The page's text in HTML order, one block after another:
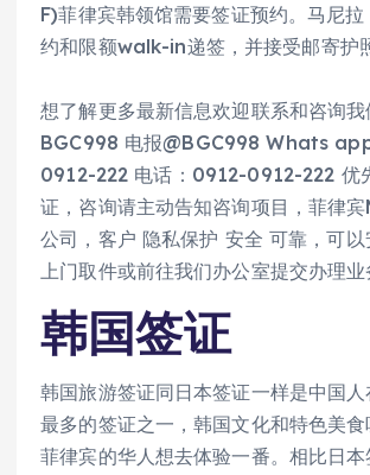
F)菲律宾韩领馆需要签证预约。马尼
约和限额walk-in递签，并接受邮寄护
想了解更多最新信息欢迎联系和咨询我
BGC998 电报@BGC998 Whats
0912-222 电话：0912-0912-222 优
证，咨询请主动告知咨询项目，菲律
公司，客户 隐私保护 安全 可靠，可以
上门取件或前往我们办公室提交办理业
韩国签证
韩国旅游签证同日本签证一样是中国
最多的签证之一，韩国文化和特色美
菲律宾的华人想去体验一番。相比日本